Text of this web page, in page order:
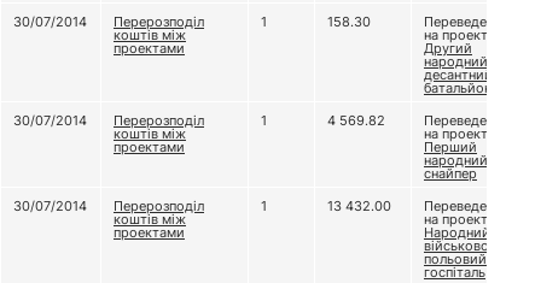
30/07/2014
Перерозподіл
коштів між
проектами
1 158.30 Переведено
на проект
Другий
народний
десантний
батальйон
30/07/2014
Перерозподіл
коштів між
проектами
1 4 569.82 Переведено
на проект
Перший
народний
снайпер
30/07/2014
Перерозподіл
коштів між
проектами
1 13 432.00 Переведено
на проект
Народний
військово-
польовий
госпіталь